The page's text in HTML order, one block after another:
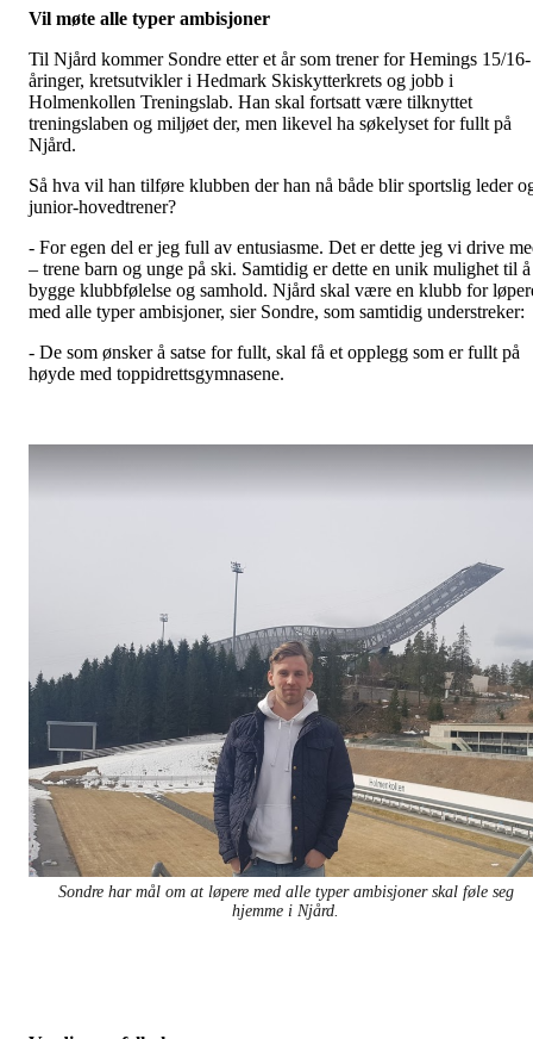
Vil møte alle typer ambisjoner
Til Njård kommer Sondre etter et år som trener for Hemings 15/16-
åringer, kretsutvikler i Hedmark Skiskytterkrets og jobb i
Holmenkollen Treningslab. Han skal fortsatt være tilknyttet
treningslaben og miljøet der, men likevel ha søkelyset for fullt på
Njård.
Så hva vil han tilføre klubben der han nå både blir sportslig leder
junior-hovedtrener?
- For egen del er jeg full av entusiasme. Det er dette jeg vi drive
– trene barn og unge på ski. Samtidig er dette en unik mulighet til å
bygge klubbfølelse og samhold. Njård skal være en klubb for
med alle typer ambisjoner, sier Sondre, som samtidig understreker:
- De som ønsker å satse for fullt, skal få et opplegg som er fullt på
høyde med toppidrettsgymnasene.
Sondre har mål om at løpere med alle typer ambisjoner skal føle seg
hjemme i Njård.